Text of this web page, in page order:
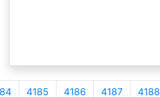
4185 4186 4187 4188